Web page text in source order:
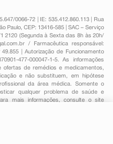
0066-72 | IE: 535.412.860.113 | Rua
Paulo, CEP: 13416-585 | SAC – Serviço
2120 (Segunda à Sexta das 8h às 20h/
/ Farmacêutica responsável:
| Autorização de Funcionamento
477-000047-1-5. As informações
de remédios e medicamentos,
e não substituem, em hipótese
da área médica. Somente o
qualquer problema de saúde e
mais informações, consulte o site